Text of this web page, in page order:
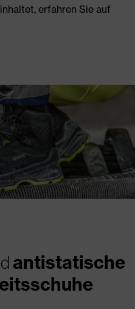
erfahren Sie auf
antistatische